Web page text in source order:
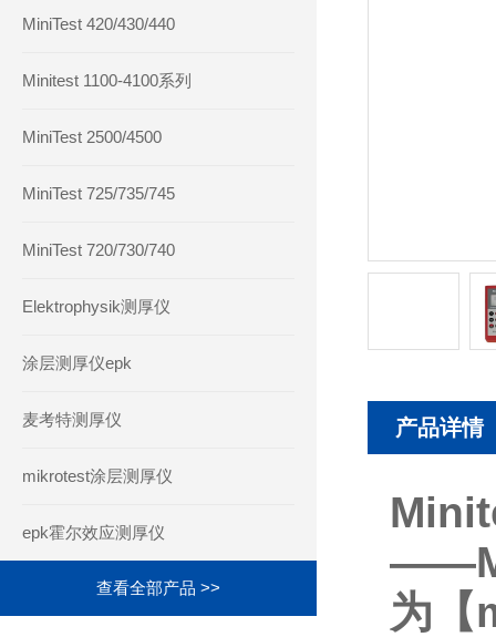
MiniTest 420/430/440
Minitest 1100-4100系列
MiniTest 2500/4500
MiniTest 725/735/745
MiniTest 720/730/740
Elektrophysik测厚仪
涂层测厚仪epk
麦考特测厚仪
mikrotest涂层测厚仪
epk霍尔效应测厚仪
查看全部产品 >>
产品详情
——
为【